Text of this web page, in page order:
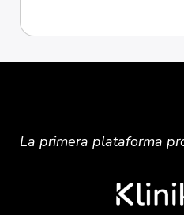
La primera plataforma